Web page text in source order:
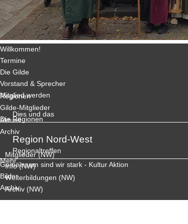
Willkommen!
Termine
Die Gilde
Vorstand & Sprecher
Mitglied werden
Dies und das
Regionen
Gilde-Mitglieder
Die Regionen
Region Nord-West
Mitglieder (NW)
Info (NW)
Weiterbildungen (NW)
Archiv (NW)
Aktuell
Archiv
Regionaltreffen
Gemeinsam sind wir stark - Kultur Aktion
Bilder
Archiv
Mehr...